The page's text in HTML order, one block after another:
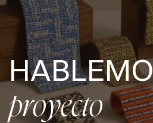
proyecto